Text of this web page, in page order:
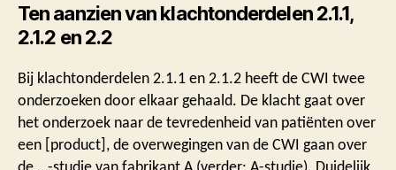
Ten aanzien van klachtonderdelen 2.1.1,
2.1.2 en 2.2
Bij klachtonderdelen 2.1.1 en 2.1.2 heeft de CWI twee
onderzoeken door elkaar gehaald. De klacht gaat over
het onderzoek naar de tevredenheid van patiënten over
een [product], de overwegingen van de CWI gaan over